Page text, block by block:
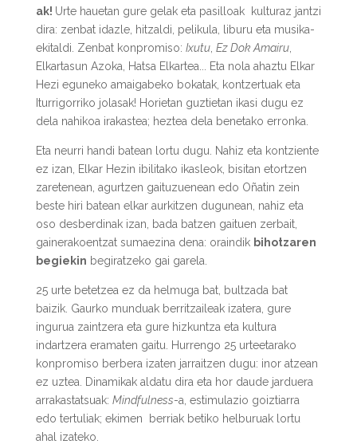
ak! Urte hauetan gure gelak eta pasilloak kulturaz jantzi
dira: zenbat idazle, hitzaldi, pelikula, liburu eta musika-
ekitaldi. Zenbat konpromiso: Ixutu, Ez Dok Amairu,
Elkartasun Azoka, Hatsa Elkartea... Eta nola ahaztu Elkar
Hezi eguneko amaigabeko bokatak, kontzertuak eta
Iturrigorriko jolasak! Horietan guztietan ikasi dugu ez
dela nahikoa irakastea; heztea dela benetako erronka.
Eta neurri handi batean lortu dugu. Nahiz eta kontziente
ez izan, Elkar Hezin ibilitako ikasleok, bisitan etortzen
zaretenean, agurtzen gaituzuenean edo Oñatin zein
beste hiri batean elkar aurkitzen dugunean, nahiz eta
oso desberdinak izan, bada batzen gaituen zerbait,
gainerakoentzat sumaezina dena: oraindik bihotzaren
begiekin begiratzeko gai garela.
25 urte betetzea ez da helmuga bat, bultzada bat
baizik. Gaurko munduak berritzaileak izatera, gure
ingurua zaintzera eta gure hizkuntza eta kultura
indartzera eramaten gaitu.
Hurrengo 25 urteetarako
konpromiso berbera izaten jarraitzen dugu: inor atzean
ez uztea.
Dinamikak aldatu dira eta hor daude jarduera
arrakastatsuak: Mindfulness-a, estimulazio goiztiarra
edo tertuliak; ekimen berriak betiko helburuak lortu
ahal izateko.